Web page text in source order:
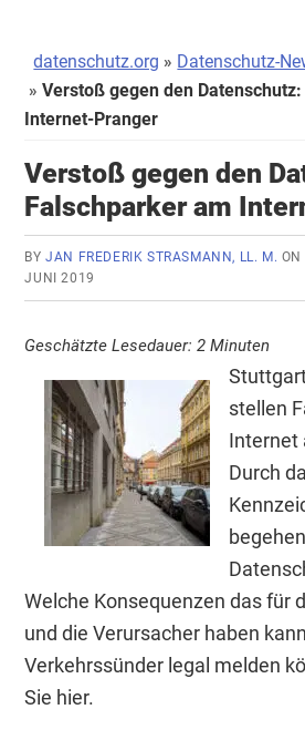
datenschutz.org
Datenschutz-
Verstoß gegen den
Internet-Pranger
Verstoß gegen den
Falschparker am
BYJAN FREDERIK STRASMANN, LL. M. ON
JUNI 2019
Geschätzte Lesedauer: 2 Minuten
stellen
Internet
Durch
Welche Konsequenzen das für
und die Verursacher haben
Verkehrssünder legal melden
Sie hier.